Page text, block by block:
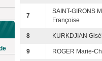
7
SAINT-GIRONS
Françoise
8 KURKDJIAN
9 ROGER Marie-